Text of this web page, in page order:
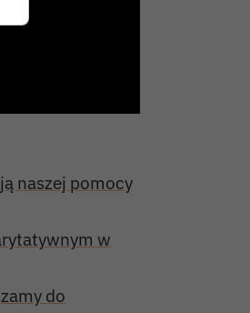
naszej pomocy
w
do